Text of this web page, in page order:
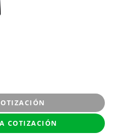
COTIZACIÓN